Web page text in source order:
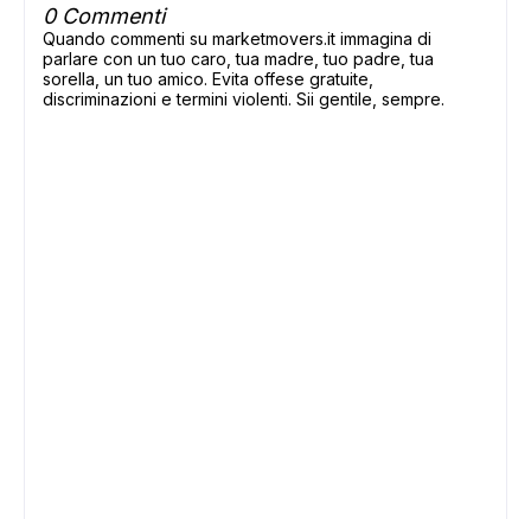
0 Commenti
Quando commenti su marketmovers.it immagina di
parlare con un tuo caro, tua madre, tuo padre, tua
sorella, un tuo amico. Evita offese gratuite,
discriminazioni e termini violenti. Sii gentile, sempre.